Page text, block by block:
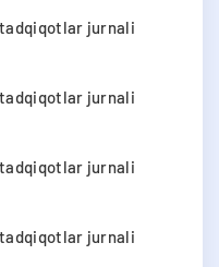
jurnali
jurnali
jurnali
jurnali